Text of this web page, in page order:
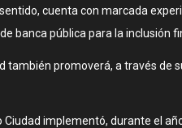
cuenta con marcada
banca pública para la inclusión
también promoverá, a través de
Ciudad implementó, durante el